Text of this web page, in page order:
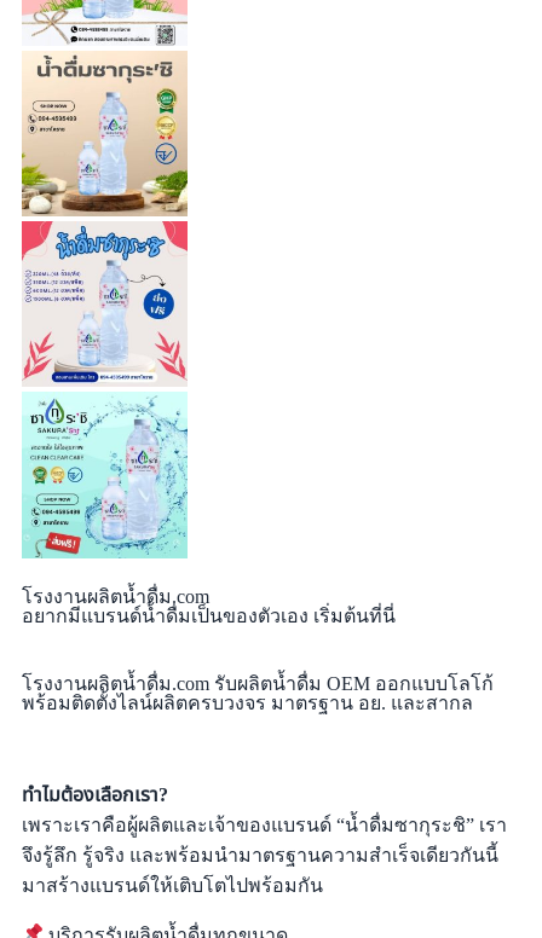
โรงงานผลิตน้ำดื่ม.com
อยากมีแบรนด์น้ำดื่มเป็นของตัวเอง เริ่มต้นที่นี่
โรงงานผลิตน้ำดื่ม.com รับผลิตน้ำดื่ม OEM ออกแบบโลโก้
พร้อมติดตั้งไลน์ผลิตครบวงจร มาตรฐาน อย. และสากล
ทำไมต้องเลือกเรา?
เพราะเราคือผู้ผลิตและเจ้าของแบรนด์ “น้ำดื่มซากุระชิ” เรา
จึงรู้ลึก รู้จริง และพร้อมนำมาตรฐานความสำเร็จเดียวกันนี้
มาสร้างแบรนด์ให้เติบโตไปพร้อมกัน